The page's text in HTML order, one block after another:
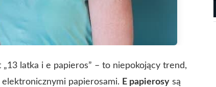
latka i e papieros” – to niepokojący trend,
papierosami. E papierosy są